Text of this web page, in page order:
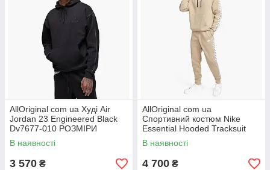
AllOriginal com ua Худі Air
Jordan 23 Engineered Black
Dv7677-010 РОЗМІРИ
ЗАПИТУЙТЕ
В наявності
3 570 ₴
AllOriginal com ua
Спортивний костюм Nike
Essential Hooded Tracksuit
Beige DM6838-247 РОЗМІРИ
ЗАПИТУЙТЕ
В наявності
4 700 ₴